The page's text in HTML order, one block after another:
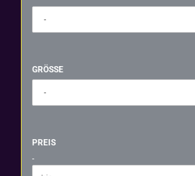
GRÖSSE
GRÖSSE
PREIS
PREIS
Preis bis
-